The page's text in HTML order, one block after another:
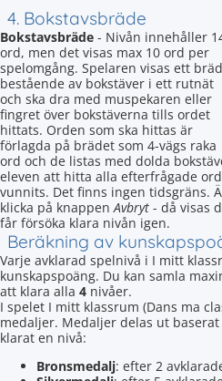
4. Bokstavsbräde
Bokstavsbräde - Nivån innehåller
ord, men det visas max 10 ord per
spelomgång. Spelaren visas ett
bestående av bokstäver i ett rutnät
och ska dra med muspekaren eller
fingret över bokstäverna tills ordet
hittats. Orden som ska hittas är
förlagda på brädet som 4-vägs raka
ord och de listas med dolda
eleven att hitta alla efterfrågade
vunnits. Det finns ingen tidsgräns.
klicka på knappenAvbryt - då visas
får försöka klara nivån igen.
Beräkning av
Varje avklarad spelnivå i I mitt
kunskapspoäng. Du kan samla
att klara alla 4 nivåer.
I spelet I mitt klassrum (Dans ma
medaljer. Medaljer delas ut
klarat en nivå:
Bronsmedalj: efter 2